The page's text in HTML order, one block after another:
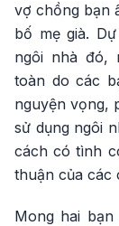
vợ chồng bạn
bố mẹ già.
ngôi nhà đó,
toàn do các
nguyện vọng,
sử dụng ngôi
cách có tình
thuận của các
Mong hai